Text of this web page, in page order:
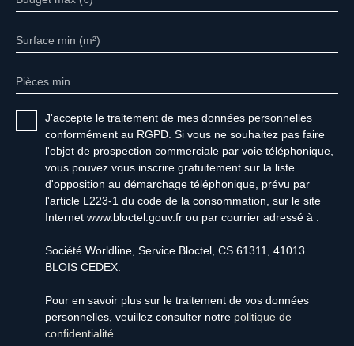
Surface min (m²)
Pièces min
J'accepte le traitement de mes données personnelles
conformément au RGPD. Si vous ne souhaitez pas faire
l'objet de prospection commerciale par voie téléphonique,
vous pouvez vous inscrire gratuitement sur la liste
d'opposition au démarchage téléphonique, prévu par
l'article L223-1 du code de la consommation, sur le site
Internet www.bloctel.gouv.fr ou par courrier adressé à :
Société Worldline, Service Bloctel, CS 61311, 41013
BLOIS CEDEX.
Pour en savoir plus sur le traitement de vos données
personnelles, veuillez consulter notre politique de
confidentialité